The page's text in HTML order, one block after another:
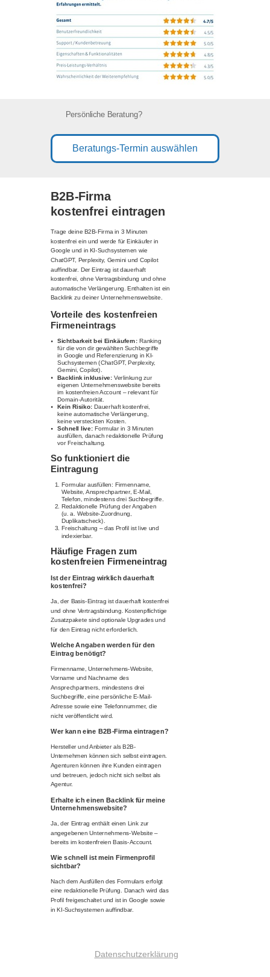
Datenschutzerklärung
Beratungs-Termin auswählen
Persönliche Beratung?
B2B-Firma
kostenfrei eintragen
Trage deine B2B-Firma in 3 Minuten
kostenfrei ein und werde für Einkäufer in
Google und in KI-Suchsystemen wie
ChatGPT, Perplexity, Gemini und Copilot
auffindbar. Der Eintrag ist dauerhaft
kostenfrei, ohne Vertragsbindung und ohne
automatische Verlängerung. Enthalten ist ein
Backlink zu deiner Unternehmenswebsite.
Vorteile des kostenfreien
Firmeneintrags
Sichtbarkeit bei Einkäufern: Ranking
für die von dir gewählten Suchbegriffe
in Google und Referenzierung in KI-
Suchsystemen (ChatGPT, Perplexity,
Gemini, Copilot).
Backlink inklusive: Verlinkung zur
eigenen Unternehmenswebsite bereits
im kostenfreien Account – relevant für
Domain-Autorität.
Kein Risiko: Dauerhaft kostenfrei,
keine automatische Verlängerung,
keine versteckten Kosten.
Schnell live: Formular in 3 Minuten
ausfüllen, danach redaktionelle Prüfung
vor Freischaltung.
So funktioniert die
Eintragung
Formular ausfüllen: Firmenname,
Website, Ansprechpartner, E-Mail,
Telefon, mindestens drei Suchbegriffe.
Redaktionelle Prüfung der Angaben
(u. a. Website-Zuordnung,
Duplikatscheck).
Freischaltung – das Profil ist live und
indexierbar.
Häufige Fragen zum
kostenfreien Firmeneintrag
Ist der Eintrag wirklich dauerhaft
kostenfrei?
Ja, der Basis-Eintrag ist dauerhaft kostenfrei
und ohne Vertragsbindung. Kostenpflichtige
Zusatzpakete sind optionale Upgrades und
für den Eintrag nicht erforderlich.
Welche Angaben werden für den
Eintrag benötigt?
Firmenname, Unternehmens-Website,
Vorname und Nachname des
Ansprechpartners, mindestens drei
Suchbegriffe, eine persönliche E-Mail-
Adresse sowie eine Telefonnummer, die
nicht veröffentlicht wird.
Wer kann eine B2B-Firma eintragen?
Hersteller und Anbieter als B2B-
Unternehmen können sich selbst eintragen.
Agenturen können ihre Kunden eintragen
und betreuen, jedoch nicht sich selbst als
Agentur.
Erhalte ich einen Backlink für meine
Unternehmenswebsite?
Ja, der Eintrag enthält einen Link zur
angegebenen Unternehmens-Website –
bereits im kostenfreien Basis-Account.
Wie schnell ist mein Firmenprofil
sichtbar?
Nach dem Ausfüllen des Formulars erfolgt
eine redaktionelle Prüfung. Danach wird das
Profil freigeschaltet und ist in Google sowie
in KI-Suchsystemen auffindbar.